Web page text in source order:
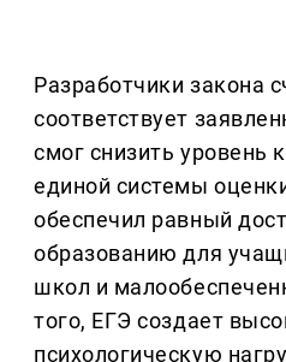
Разработчики закона
соответствует
смог снизить уровень
единой системы
обеспечил равный
образованию для
школ и
того, ЕГЭ создает
психологическую